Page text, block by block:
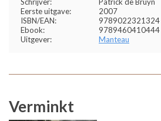
Eerste uitgave:
2007
ISBN/EAN:
9789022321324
Ebook:
9789460410444
Uitgever:
Manteau
Verminkt